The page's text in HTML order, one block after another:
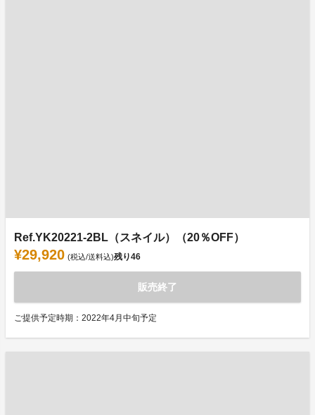
Ref.YK20221-2BL（スネイル）（20％OFF）
¥29,920 (税込/送料込)残り46
販売終了
ご提供予定時期：2022年4月中旬予定